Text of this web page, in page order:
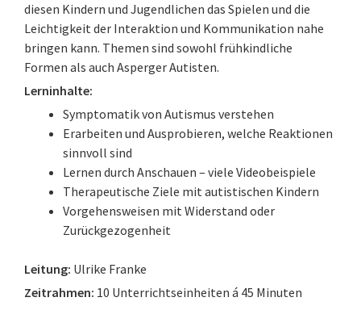
diesen Kindern und Jugendlichen das Spielen und die
Leichtigkeit der Interaktion und Kommunikation nahe
bringen kann. Themen sind sowohl frühkindliche
Formen als auch Asperger Autisten.
Lerninhalte:
Symptomatik von Autismus verstehen
Erarbeiten und Ausprobieren, welche Reaktionen
sinnvoll sind
Lernen durch Anschauen – viele Videobeispiele
Therapeutische Ziele mit autistischen Kindern
Vorgehensweisen mit Widerstand oder
Zurückgezogenheit
Leitung: Ulrike Franke
Zeitrahmen: 10 Unterrichtseinheiten á 45 Minuten